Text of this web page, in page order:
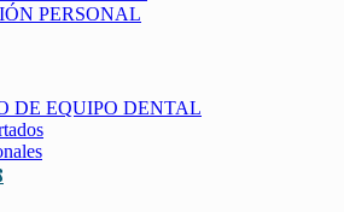
PERSONAL
DE EQUIPO DENTAL